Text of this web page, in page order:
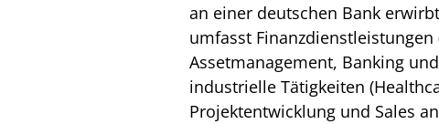
an einer deutschen Bank
umfasst
Assetmanagement, Banking
industrielle Tätigkeiten
Projektentwicklung und Sales